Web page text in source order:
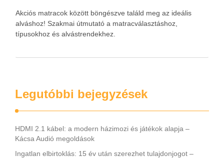
Akciós matracok között böngészve találd meg az ideális
alváshoz! Szakmai útmutató a matracválasztáshoz,
típusokhoz és alvástrendekhez.
Legutóbbi bejegyzések
HDMI 2.1 kábel: a modern házimozi és játékok alapja –
Kácsa Audió megoldások
Ingatlan elbirtoklás: 15 év után szerezhet tulajdonjogot –